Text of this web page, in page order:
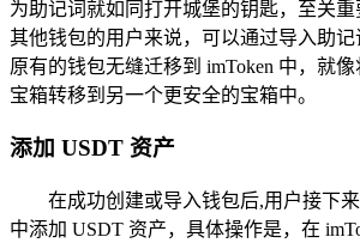
为助记词就如同打开城堡的钥匙，至关
其他钱包的用户来说，可以通过导入助
原有的钱包无缝迁移到 imToken 中，就
宝箱转移到另一个更安全的宝箱中。
添加 USDT 资产
在成功创建或导入钱包后,用户接下
中添加 USDT 资产，具体操作是，在